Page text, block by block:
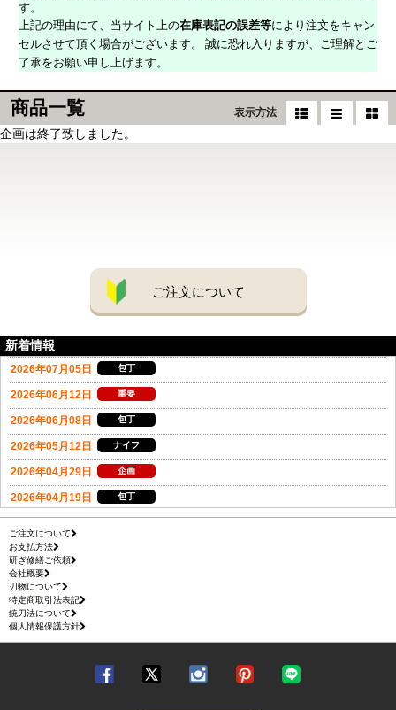
す。
上記の理由にて、当サイト上の在庫表記の誤差等により注文をキャン
セルさせて頂く場合がございます。 誠に恐れ入りますが、ご理解とご
了承をお願い申し上げます。
商品一覧 表示方法
企画は終了致しました。
ご注文について
新着情報
ご注文について
お支払方法
研ぎ修繕ご依頼
会社概要
刃物について
特定商取引法表記
銃刀法について
個人情報保護方針